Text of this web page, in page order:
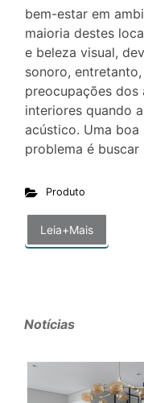
bem-estar em
maioria destes
e beleza visual,
sonoro,
preocupações dos
interiores quando
acústico. Uma boa
problema é
Produto
Leia+Mais
Notícias